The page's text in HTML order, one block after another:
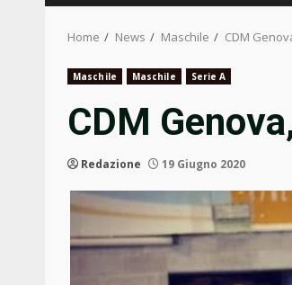
Home News Maschile CDM
Maschile Maschile Serie A
CDM
Redazione 19 Giugno 2020